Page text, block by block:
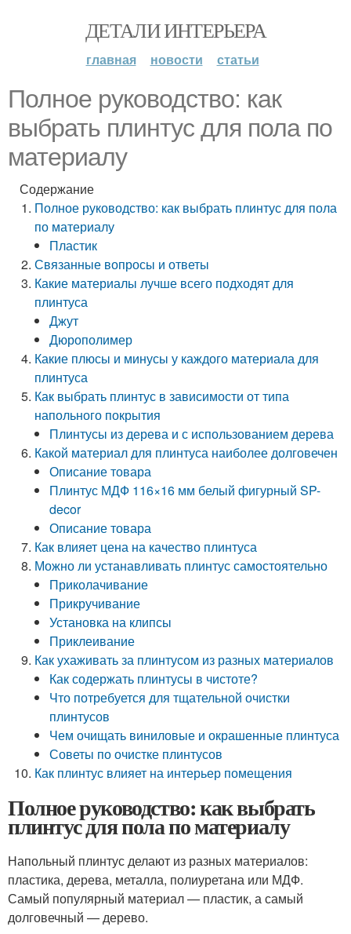
ДЕТАЛИ ИНТЕРЬЕРА
главная новости статьи
Полное руководство: как
выбрать плинтус для пола по
материалу
Содержание
Полное руководство: как выбрать плинтус для пола
по материалу
Пластик
Связанные вопросы и ответы
Какие материалы лучше всего подходят для
плинтуса
Джут
Дюрополимер
Какие плюсы и минусы у каждого материала для
плинтуса
Как выбрать плинтус в зависимости от типа
напольного покрытия
Плинтусы из дерева и с использованием дерева
Какой материал для плинтуса наиболее долговечен
Описание товара
Плинтус МДФ 116×16 мм белый фигурный SP-
decor
Описание товара
Как влияет цена на качество плинтуса
Можно ли устанавливать плинтус самостоятельно
Приколачивание
Прикручивание
Установка на клипсы
Приклеивание
Как ухаживать за плинтусом из разных материалов
Как содержать плинтусы в чистоте?
Что потребуется для тщательной очистки
плинтусов
Чем очищать виниловые и окрашенные плинтуса
Советы по очистке плинтусов
Как плинтус влияет на интерьер помещения
Полное руководство: как выбрать
плинтус для пола по материалу
Напольный плинтус делают из разных материалов:
пластика, дерева, металла, полиуретана или МДФ.
Самый популярный материал — пластик, а самый
долговечный — дерево.